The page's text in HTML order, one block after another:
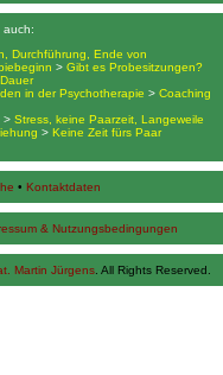
auch:
Durchführung, Ende von
> Gibt es Probesitzungen?
in der Psychotherapie > Coaching
> Stress, keine Paarzeit, Langeweile
> Keine Zeit fürs Paar
• Kontaktdaten
& Nutzungsbedingungen
Martin Jürgens . All Rights Reserved.